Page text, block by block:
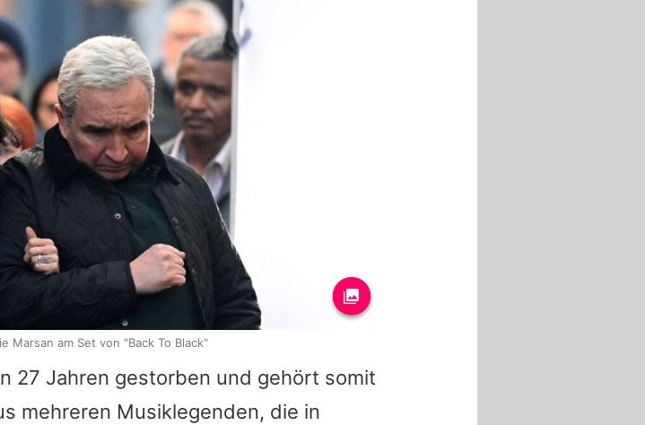
27 Jahren gestorben und gehört somit
mehreren Musiklegenden, die in
Marsan am Set von "Back To Black"